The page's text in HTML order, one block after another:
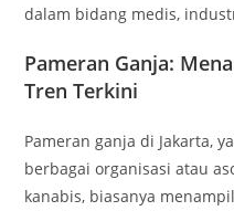
dalam bidang medis,
Pameran Ganja:
Tren Terkini
Pameran ganja di Jakarta,
berbagai organisasi atau
kanabis, biasanya